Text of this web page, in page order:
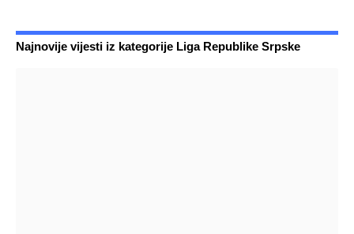
Najnovije vijesti iz kategorije Liga Republike Srpske